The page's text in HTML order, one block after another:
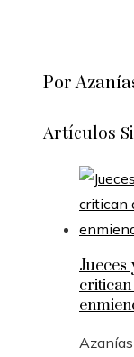
Por
Artículos
Jueces